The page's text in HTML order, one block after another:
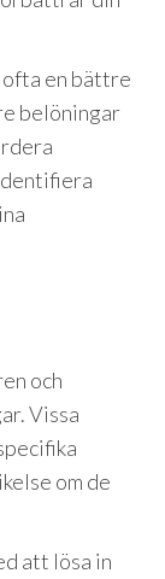
en bättre
belöningar
och
Vissa
om de
att lösa in